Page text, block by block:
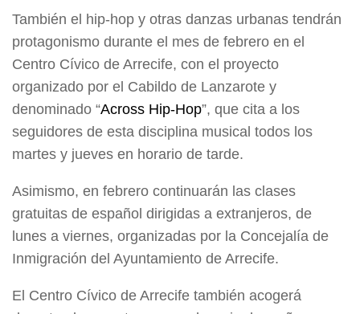
También el hip-hop y otras danzas urbanas tendrán
protagonismo durante el mes de febrero en el
Centro Cívico de Arrecife, con el proyecto
organizado por el Cabildo de Lanzarote y
denominado “Across Hip-Hop”, que cita a los
seguidores de esta disciplina musical todos los
martes y jueves en horario de tarde.
Asimismo, en febrero continuarán las clases
gratuitas de español dirigidas a extranjeros, de
lunes a viernes, organizadas por la Concejalía de
Inmigración del Ayuntamiento de Arrecife.
El Centro Cívico de Arrecife también acogerá